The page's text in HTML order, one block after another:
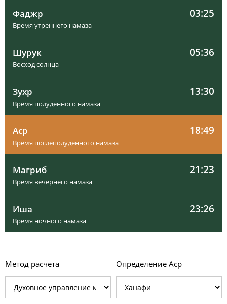
Фаджр 03:25
Время утреннего намаза
Шурук 05:36
Восход солнца
Зухр 13:30
Время полуденного намаза
Аср 18:49
Время послеполуденного намаза
Магриб 21:23
Время вечернего намаза
Иша 23:26
Время ночного намаза
Метод расчёта Определение Аср